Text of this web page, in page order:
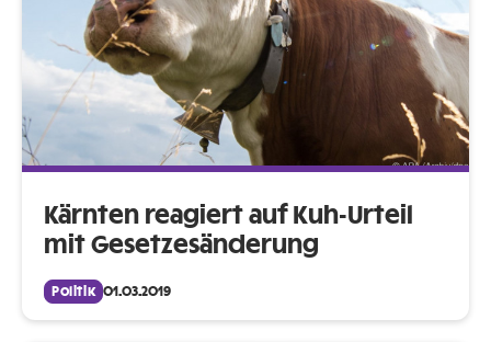
Kärnten reagiert auf Kuh-Urteil
mit Gesetzesänderung
Politik 01.03.2019